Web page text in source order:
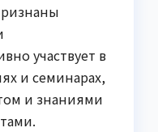
участвует в
и семинарах,
и знаниями